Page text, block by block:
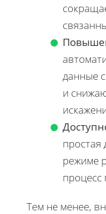
данные
и
простая
режиме
Тем не менее,